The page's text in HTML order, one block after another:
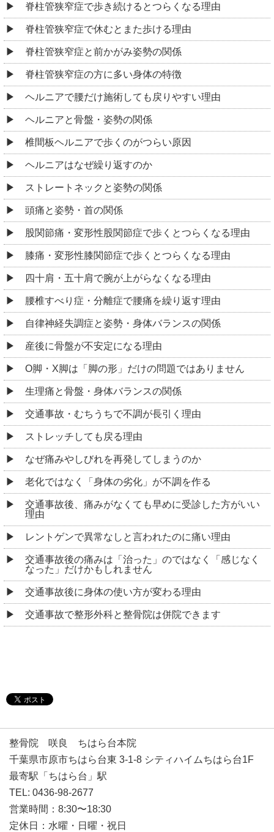
脊柱管狭窄症で歩き続けるとつらくなる理由
脊柱管狭窄症で休むとまた歩ける理由
脊柱管狭窄症と前かがみ姿勢の関係
脊柱管狭窄症の方に多い身体の特徴
ヘルニアで腰だけ施術しても戻りやすい理由
ヘルニアと骨盤・姿勢の関係
椎間板ヘルニアで歩くのがつらい原因
ヘルニアはなぜ繰り返すのか
ストレートネックと姿勢の関係
頭痛と姿勢・首の関係
股関節痛・変形性股関節症で歩くとつらくなる理由
膝痛・変形性膝関節症で歩くとつらくなる理由
四十肩・五十肩で腕が上がらなくなる理由
腰椎すべり症・分離症で腰痛を繰り返す理由
自律神経失調症と姿勢・身体バランスの関係
産後に骨盤が不安定になる理由
O脚・X脚は「脚の形」だけの問題ではありません
生理痛と骨盤・身体バランスの関係
交通事故・むちうちで不調が長引く理由
ストレッチしても戻る理由
なぜ痛みやしびれを再発してしまうのか
老化ではなく「身体の劣化」が不調を作る
交通事故後、痛みがなくても早めに受診した方がいい
理由
レントゲンで異常なしと言われたのに痛い理由
交通事故後の痛みは「治った」のではなく「感じなく
なった」だけかもしれません
交通事故後に身体の使い方が変わる理由
交通事故で整形外科と整骨院は併院できます
整骨院 咲良 ちはら台本院
千葉県市原市ちはら台東 3-1-8 シティハイムちはら台1F
最寄駅「ちはら台」駅
TEL: 0436-98-2677
営業時間：8:30〜18:30
定休日：水曜・日曜・祝日